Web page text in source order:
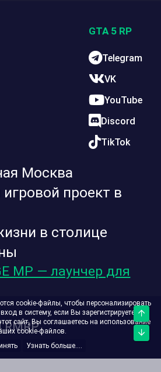
Москва
проект в
в столице
MP — лаунчер для
RMRP
GTA 5 RP
Telegram
VK
YouTube
Discord
TikTok
cookie-файлы, чтобы персонализировать
в систему, если Вы зарегистрируетесь.
сайт, Вы соглашаетесь на использование
cookie-файлов.
Узнать больше....
Верх
Низ